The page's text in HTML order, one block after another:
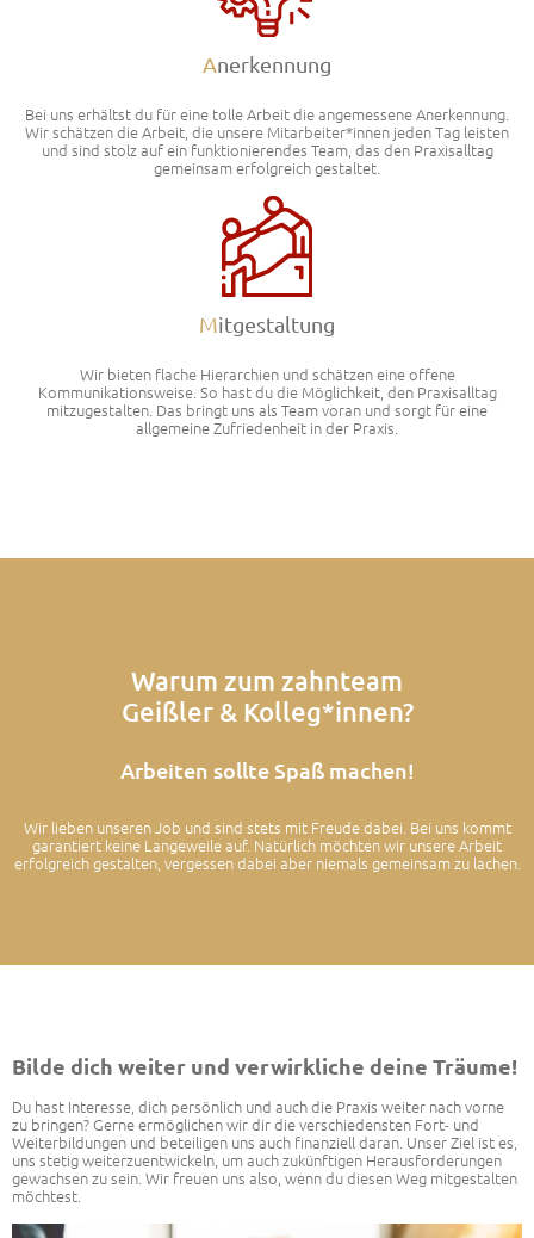
Anerkennung
Bei uns erhältst du für eine tolle Arbeit die angemessene Anerkennung.
Wir schätzen die Arbeit, die unsere Mitarbeiter*innen jeden Tag leisten
und sind stolz auf ein funktionierendes Team, das den Praxisalltag
gemeinsam erfolgreich gestaltet.
Mitgestaltung
Wir bieten flache Hierarchien und schätzen eine offene
Kommunikationsweise. So hast du die Möglichkeit, den Praxisalltag
mitzugestalten. Das bringt uns als Team voran und sorgt für eine
allgemeine Zufriedenheit in der Praxis.
Warum zum zahnteam
Geißler & Kolleg*innen?
Arbeiten sollte Spaß machen!
Wir lieben unseren Job und sind stets mit Freude dabei. Bei uns kommt
garantiert keine Langeweile auf. Natürlich möchten wir unsere Arbeit
erfolgreich gestalten, vergessen dabei aber niemals gemeinsam zu lachen.
Bilde dich weiter und verwirkliche deine Träume!
Du hast Interesse, dich persönlich und auch die Praxis weiter nach vorne
zu bringen? Gerne ermöglichen wir dir die verschiedensten Fort- und
Weiterbildungen und beteiligen uns auch finanziell daran. Unser Ziel ist es,
uns stetig weiterzuentwickeln, um auch zukünftigen Herausforderungen
gewachsen zu sein. Wir freuen uns also, wenn du diesen Weg mitgestalten
möchtest.